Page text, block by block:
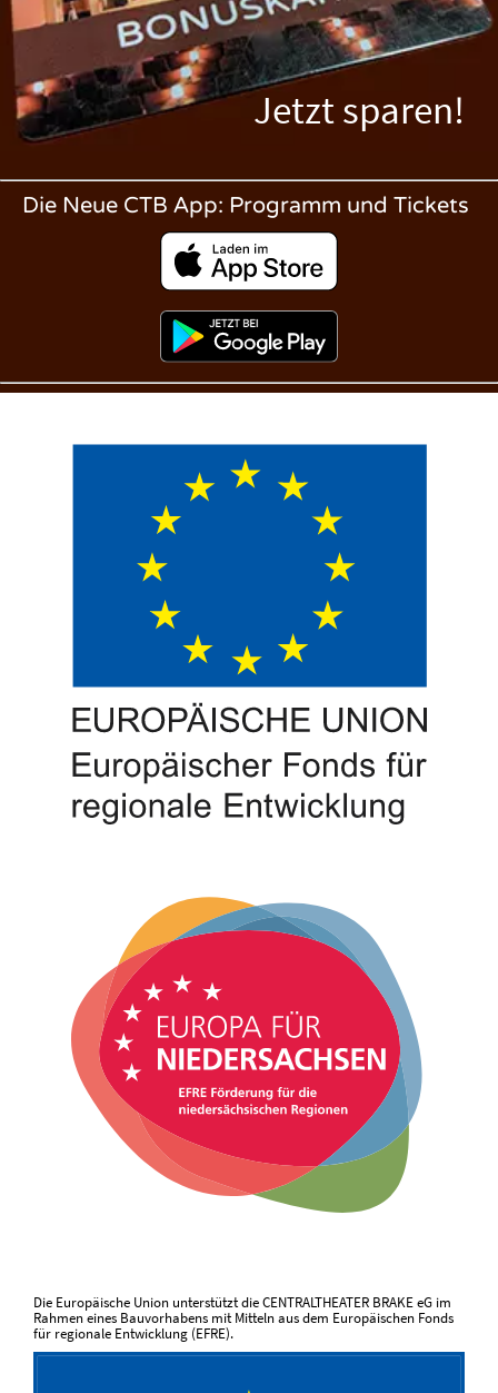
Jetzt sparen!
Die Neue CTB App: Programm und Tickets
Die Europäische Union unterstützt die CENTRALTHEATER BRAKE eG im
Rahmen eines Bauvorhabens mit Mitteln aus dem Europäischen Fonds
für regionale Entwicklung (EFRE).